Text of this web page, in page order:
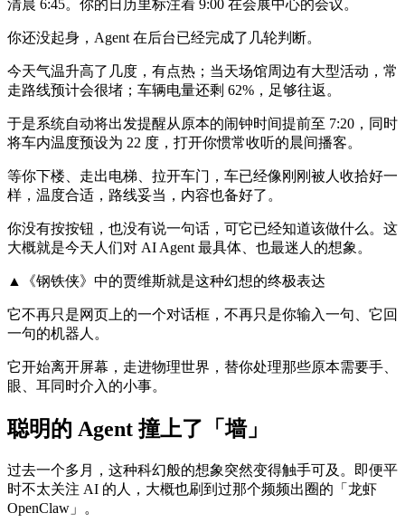
清晨 6:45。你的日历里标注着 9:00 在会展中心的会议。
你还没起身，Agent 在后台已经完成了几轮判断。
今天气温升高了几度，有点热；当天场馆周边有大型活动，常
走路线预计会很堵；车辆电量还剩 62%，足够往返。
于是系统自动将出发提醒从原本的闹钟时间提前至 7:20，同时
将车内温度预设为 22 度，打开你惯常收听的晨间播客。
等你下楼、走出电梯、拉开车门，车已经像刚刚被人收拾好一
样，温度合适，路线妥当，内容也备好了。
你没有按按钮，也没有说一句话，可它已经知道该做什么。这
大概就是今天人们对 AI Agent 最具体、也最迷人的想象。
▲《钢铁侠》中的贾维斯就是这种幻想的终极表达
它不再只是网页上的一个对话框，不再只是你输入一句、它回
一句的机器人。
它开始离开屏幕，走进物理世界，替你处理那些原本需要手、
眼、耳同时介入的小事。
聪明的 Agent 撞上了「墙」
过去一个多月，这种科幻般的想象突然变得触手可及。即便平
时不太关注 AI 的人，大概也刷到过那个频频出圈的「龙虾
OpenClaw」。